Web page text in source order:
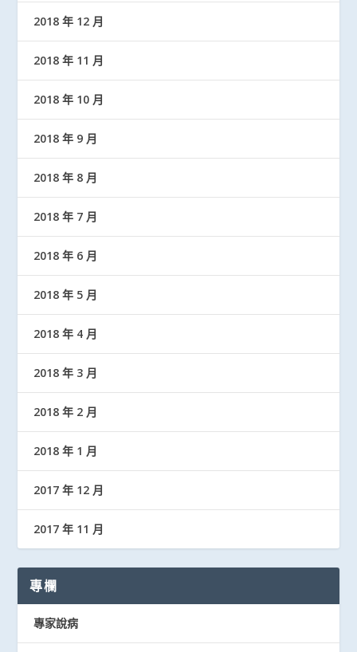
2018 年 12 月
2018 年 11 月
2018 年 10 月
2018 年 9 月
2018 年 8 月
2018 年 7 月
2018 年 6 月
2018 年 5 月
2018 年 4 月
2018 年 3 月
2018 年 2 月
2018 年 1 月
2017 年 12 月
2017 年 11 月
專欄
專家說病